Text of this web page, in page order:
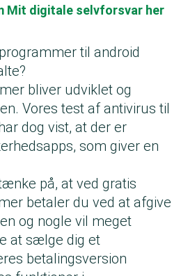
Mit digitale selvforsvar her
til android
bliver udviklet og
Vores test af antivirus til
dog vist, at der er
som giver en
på, at ved gratis
betaler du ved at afgive
og nogle vil meget
at sælge dig et
betalingsversion